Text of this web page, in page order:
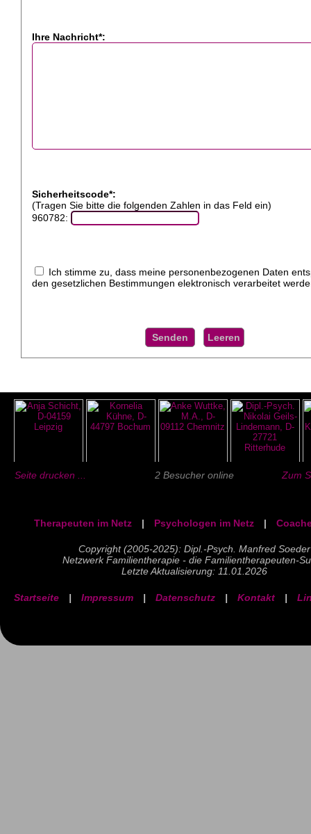
Ihre Nachricht*:
Sicherheitscode*:
(Tragen Sie bitte die folgenden Zahlen in das Feld ein)
960782:
Ich stimme zu, dass meine personenbezogenen Daten
den gesetzlichen Bestimmungen elektronisch verarbeitet
Seite drucken ... 2 Besucher online Zum
Therapeuten im Netz | Psychologen im Netz |
Copyright (2005-2025): Dipl.-Psych. Manfred Soeder
Netzwerk Familientherapie - die Familientherapeuten-
Letzte Aktualisierung: 11.01.2026
Startseite | Impressum | Datenschutz | Kontakt |